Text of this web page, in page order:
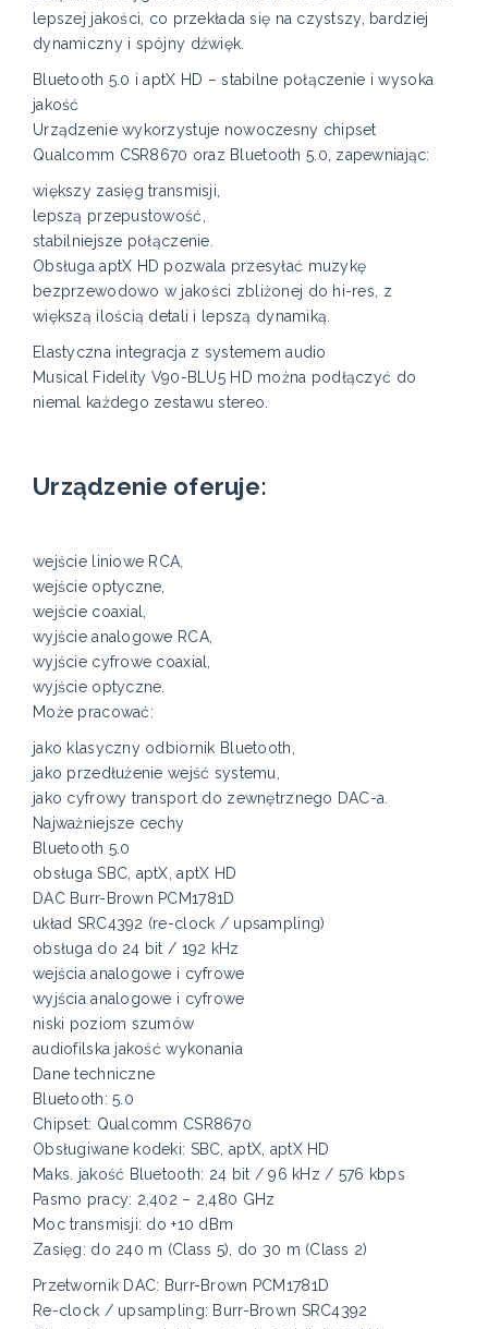
lepszej jakości, co przekłada się na czystszy, bardziej
dynamiczny i spójny dźwięk.
Bluetooth 5.0 i aptX HD – stabilne połączenie i wysoka
jakość
Urządzenie wykorzystuje nowoczesny chipset
Qualcomm CSR8670 oraz Bluetooth 5.0, zapewniając:
większy zasięg transmisji,
lepszą przepustowość,
stabilniejsze połączenie.
Obsługa aptX HD pozwala przesyłać muzykę
bezprzewodowo w jakości zbliżonej do hi-res, z
większą ilością detali i lepszą dynamiką.
Elastyczna integracja z systemem audio
Musical Fidelity V90-BLU5 HD można podłączyć do
niemal każdego zestawu stereo.
Urządzenie oferuje:
wejście liniowe RCA,
wejście optyczne,
wejście coaxial,
wyjście analogowe RCA,
wyjście cyfrowe coaxial,
wyjście optyczne.
Może pracować:
jako klasyczny odbiornik Bluetooth,
jako przedłużenie wejść systemu,
jako cyfrowy transport do zewnętrznego DAC-a.
Najważniejsze cechy
Bluetooth 5.0
obsługa SBC, aptX, aptX HD
DAC Burr-Brown PCM1781D
układ SRC4392 (re-clock / upsampling)
obsługa do 24 bit / 192 kHz
wejścia analogowe i cyfrowe
wyjścia analogowe i cyfrowe
niski poziom szumów
audiofilska jakość wykonania
Dane techniczne
Bluetooth: 5.0
Chipset: Qualcomm CSR8670
Obsługiwane kodeki: SBC, aptX, aptX HD
Maks. jakość Bluetooth: 24 bit / 96 kHz / 576 kbps
Pasmo pracy: 2,402 – 2,480 GHz
Moc transmisji: do +10 dBm
Zasięg: do 240 m (Class 5), do 30 m (Class 2)
Przetwornik DAC: Burr-Brown PCM1781D
Re-clock / upsampling: Burr-Brown SRC4392